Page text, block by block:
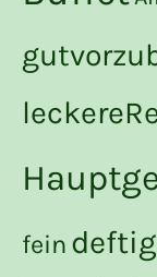
fein deftig